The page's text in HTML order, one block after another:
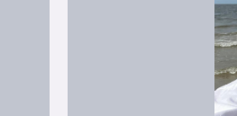
Tanzschüler